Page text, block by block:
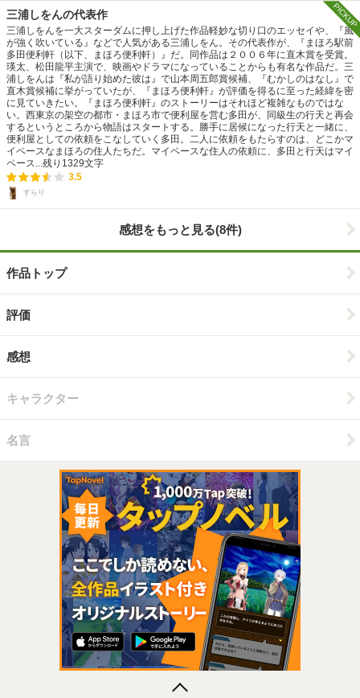
三浦しをんの代表作
三浦しをんを一大スターダムに押し上げた作品軽妙な切り口のエッセイや、『風
が強く吹いている』などで人気がある三浦しをん。その代表作が、『まほろ駅前
多田便利軒（以下、まほろ便利軒）』だ。同作品は２００６年に直木賞を受賞。
瑛太、松田龍平主演で、映画やドラマになっていることからも有名な作品だ。三
浦しをんは『私が語り始めた彼は』で山本周五郎賞候補、『むかしのはなし』で
直木賞候補に挙がっていたが、『まほろ便利軒』が評価を得るに至った経緯を密
に見ていきたい。『まほろ便利軒』のストーリーはそれほど複雑なものではな
い。西東京の架空の都市・まほろ市で便利屋を営む多田が、同級生の行天と再会
するというところから物語はスタートする。勝手に居候になった行天と一緒に、
便利屋としての依頼をこなしていく多田。二人に依頼をもたらすのは、どこかマ
イペースなまほろの住人たちだ。マイペースな住人の依頼に、多田と行天はマイ
ペース... 残り 1329文字
3.5
すらり
PICKUP
感想をもっと見る(8件)
作品トップ
評価
感想
キャラクター
名言